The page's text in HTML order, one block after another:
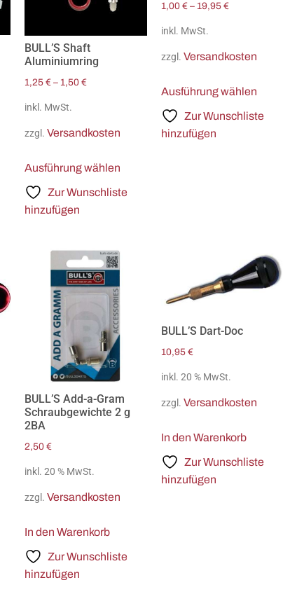
BULL’S Shaft
Aluminiumring
1,25 €– 1,50 €
inkl. MwSt.
zzgl. Versandkosten
Ausführung wählen
Zur Wunschliste
hinzufügen
1,00 €– 19,95 €
inkl. MwSt.
zzgl. Versandkosten
Ausführung wählen
Zur Wunschliste
hinzufügen
BULL’S Add-a-Gram
Schraubgewichte 2 g
2BA
2,50 €
inkl. 20 % MwSt.
zzgl. Versandkosten
In den Warenkorb
Zur Wunschliste
hinzufügen
BULL’S Dart-Doc
10,95 €
inkl. 20 % MwSt.
zzgl. Versandkosten
In den Warenkorb
Zur Wunschliste
hinzufügen